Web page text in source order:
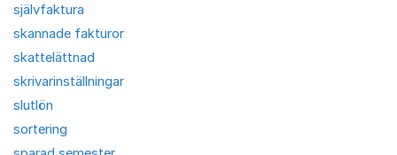
självfaktura
skannade fakturor
skattelättnad
skrivarinställningar
slutlön
sortering